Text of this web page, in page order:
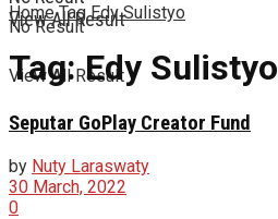
View All Result
No Result
View All Result
Home Tag Edy Sulistyo
Tag:Edy Sulistyo
Seputar GoPlay Creator Fund
by Nuty Laraswaty
30 March, 2022
0